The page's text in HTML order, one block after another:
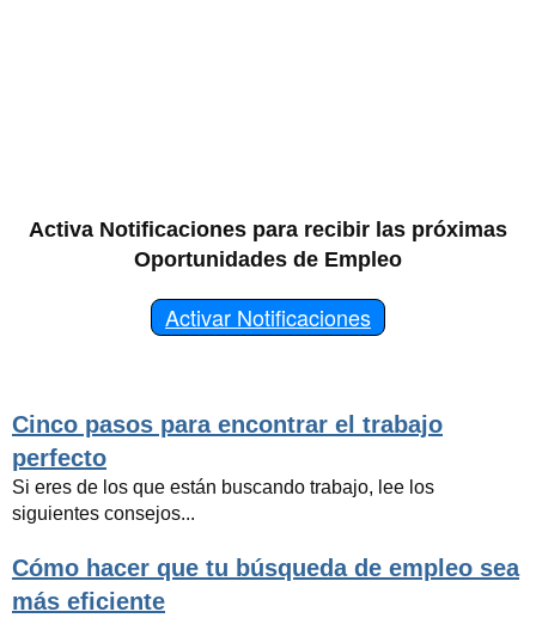
Activa Notificaciones para recibir las próximas
Oportunidades de Empleo
Activar Notificaciones
Cinco pasos para encontrar el trabajo
perfecto
Si eres de los que están buscando trabajo, lee los
siguientes consejos...
Cómo hacer que tu búsqueda de empleo sea
más eficiente